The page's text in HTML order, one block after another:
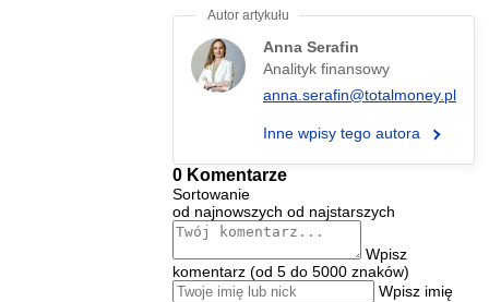
Anna Serafin
Analityk finansowy
anna.serafin@totalmoney.pl
Inne wpisy tego autora
0 Komentarze
Sortowanie
od najnowszych od najstarszych
Wpisz
komentarz (od 5 do 5000 znaków)
Wpisz imię